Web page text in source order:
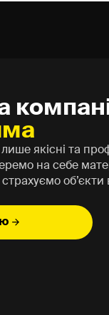
Деякі
зберігають
навичок
а також
з
якісні та
на себе
об’єкти